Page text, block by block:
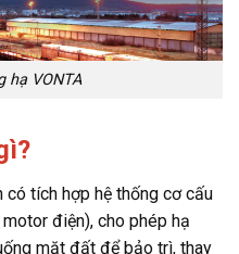
hạ VONTA
tích hợp hệ thống cơ cấu
điện), cho phép hạ
mặt đất để bảo trì, thay